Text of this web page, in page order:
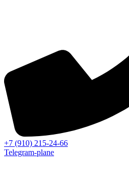
+7 (910) 215-24-66
Telegram-plane